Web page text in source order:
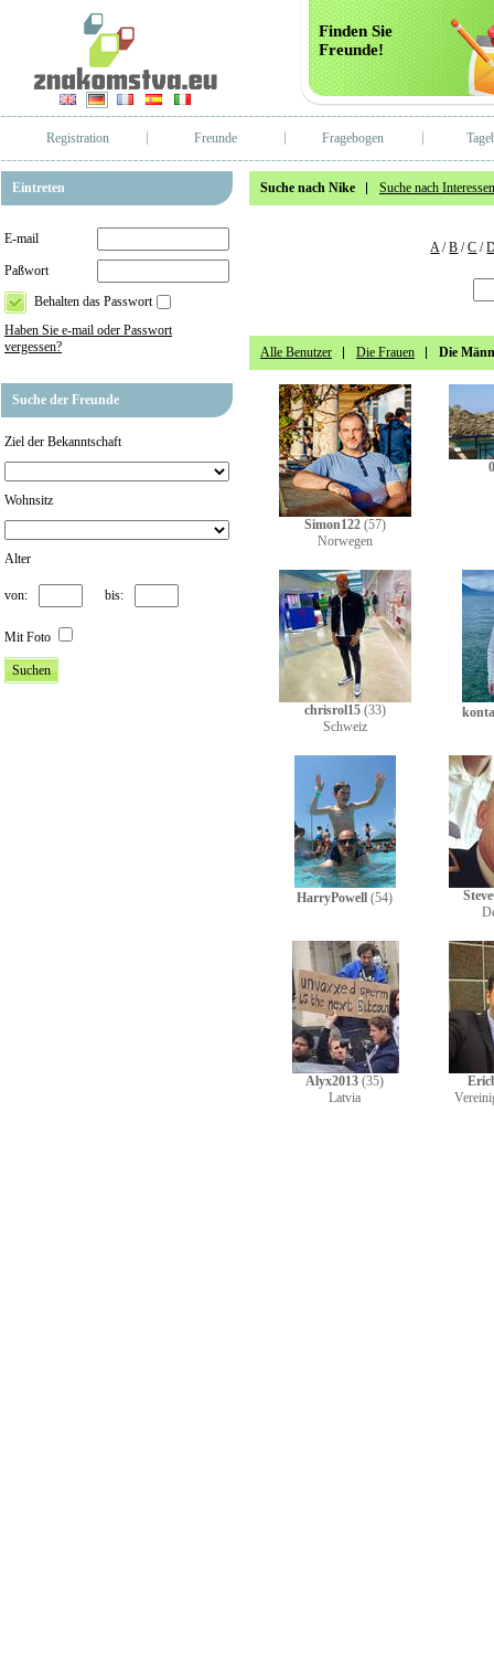
Finden Sie
Freunde!
Registration Freunde Fragebogen
Eintreten
E-mail
Paßwort
Behalten das Passwort
Haben Sie e-mail oder Passwort
vergessen?
Suche der Freunde
Ziel der Bekanntschaft
Wohnsitz
Alter
von: bis:
Mit Foto
Suche nach Nike Suche nach Interessen
A/B /C /
Alle Benutzer Die Frauen Die
Simon122 (57)
Norwegen
chrisrol15 (33)
Schweiz
HarryPowell (54)
Alyx2013 (35)
Latvia